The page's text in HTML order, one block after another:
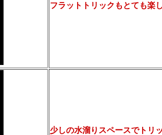
フラットトリックもとても楽
少しの水溜りスペースでトリ